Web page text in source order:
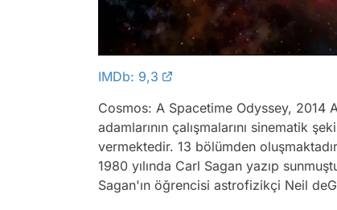
IMDb: 9,3
Cosmos: A Spacetime Odyssey, 2014
adamlarının çalışmalarını sinematik
vermektedir. 13 bölümden
1980 yılında Carl Sagan yazıp
Sagan'ın öğrencisi astrofizikçi Neil